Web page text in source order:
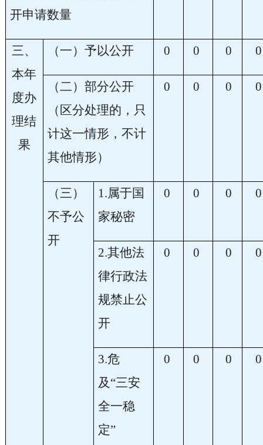
开申请数量
三、
本年
度办
理结
果
（一）予以公开 0 0 0 0
（二）部分公开
（区分处理的，只
计这一情形，不计
其他情形）
0 0 0 0
（三）
不予公
开
1.属于国
家秘密
0 0 0 0
2.其他法
律行政法
规禁止公
开
0 0 0 0
3.危
及“三安
全一稳
定”
0 0 0 0